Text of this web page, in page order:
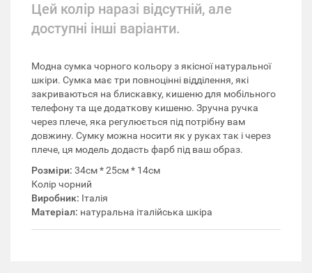
Цей колір наразі відсутній, але
доступні інші варіанти.
Модна сумка чорного кольору з якісної натуральної
шкіри. Сумка має три повноцінні відділення, які
закриваються на блискавку, кишеню для мобільного
телефону та ще додаткову кишеню. Зручна ручка
через плече, яка регулюється під потрібну вам
довжину. Сумку можна носити як у руках так і через
плече, ця модель додасть фарб під ваш образ.
Розміри: 34см * 25см * 14см
Колір чорний
Виробник: Італія
Матеріал: натуральна італійська шкіра